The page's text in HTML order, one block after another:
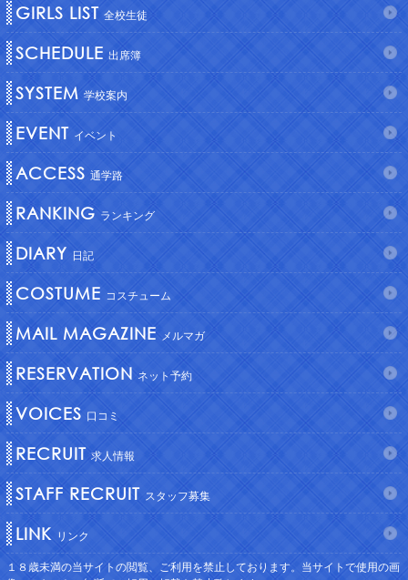
GIRLS LIST 全校生徒
SCHEDULE 出席簿
SYSTEM 学校案内
EVENT イベント
ACCESS 通学路
RANKING ランキング
DIARY 日記
COSTUME コスチューム
MAIL MAGAZINE メルマガ
RESERVATION ネット予約
VOICES 口コミ
RECRUIT 求人情報
STAFF RECRUIT スタッフ募集
LINK リンク
１８歳未満の当サイトの閲覧、ご利用を禁止しております。当サイトで使用の画